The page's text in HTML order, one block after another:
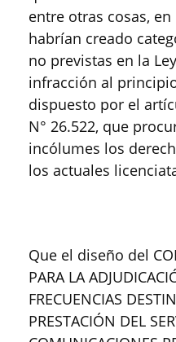
entre otras cosas,
habrían creado
no previstas en la
infracción al
dispuesto por el
N° 26.522, que
incólumes los
los actuales
Que el diseño del
PARA LA
FRECUENCIAS
PRESTACIÓN DEL